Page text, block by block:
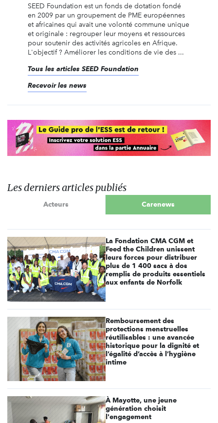
SEED Foundation est un fonds de dotation fondé
en 2009 par un groupement de PME européennes
et africaines qui avait une volonté commune unique
et originale : regrouper leur moyens et ressources
pour soutenir des activités agricoles en Afrique.
L'objectif ? Améliorer les conditions de vie des ...
Tous les articles SEED Foundation
Recevoir les news
Les derniers articles publiés
Acteurs Carenews
La Fondation CMA CGM et
Feed the Children unissent
leurs forces pour distribuer
plus de 1 400 sacs à dos
remplis de produits essentiels
aux enfants de Norfolk
Remboursement des
protections menstruelles
réutilisables : une avancée
historique pour la dignité et
l’égalité d’accès à l’hygiène
intime
À Mayotte, une jeune
génération choisit
l'engagement